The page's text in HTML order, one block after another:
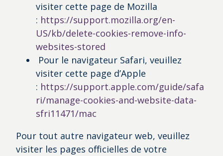
visiter cette page de Mozilla
: https://support.mozilla.org/en-
US/kb/delete-cookies-remove-info-
websites-stored
Pour le navigateur Safari, veuillez
visiter cette page d’Apple
: https://support.apple.com/guide/safa
ri/manage-cookies-and-website-data-
sfri11471/mac
Pour tout autre navigateur web, veuillez
visiter les pages officielles de votre